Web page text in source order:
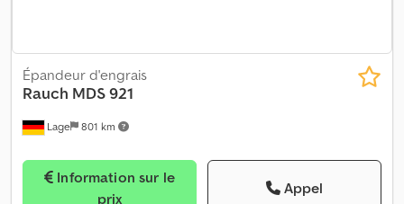
Lage 801 km
Épandeur d'engrais
Rauch MDS 921
prix
Appel